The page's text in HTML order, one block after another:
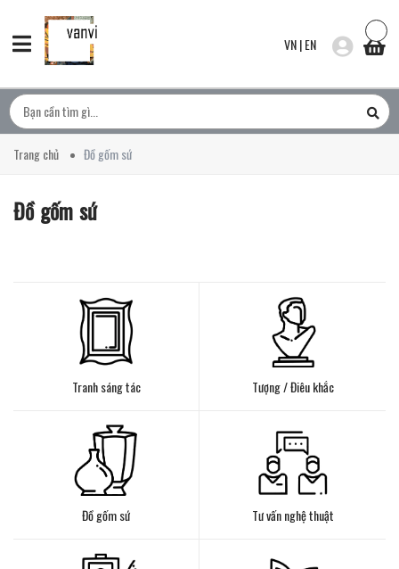
VN|EN
Trang chủ Đồ gốm sứ
Đồ gốm sứ
Tranh sáng tác Tượng / Điêu khắc
Đồ gốm sứ Tư vấn nghệ thuật